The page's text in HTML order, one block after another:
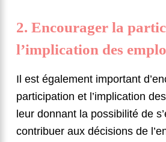
2. Encourager la
l’implication des
Il est également important
participation et l’implication
leur donnant la possibilité de
contribuer aux décisions de